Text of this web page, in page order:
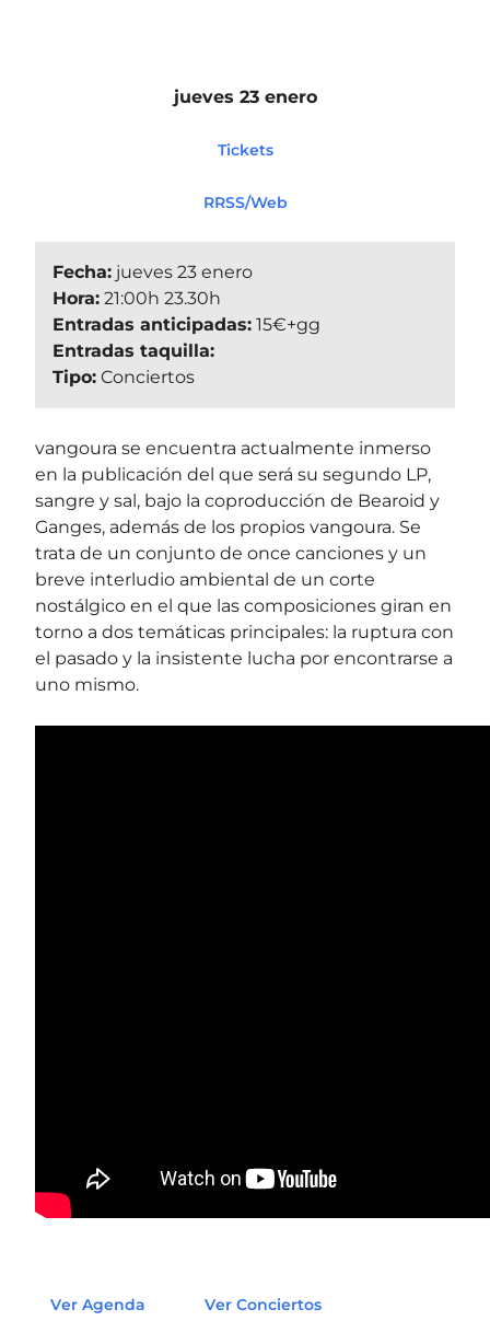
jueves 23 enero
Tickets
RRSS/Web
Fecha: jueves 23 enero
Hora: 21:00h 23.30h
Entradas anticipadas: 15€+gg
Entradas taquilla:
Tipo: Conciertos
vangoura se encuentra actualmente inmerso
en la publicación del que será su segundo LP,
sangre y sal, bajo la coproducción de Bearoid y
Ganges, además de los propios vangoura. Se
trata de un conjunto de once canciones y un
breve interludio ambiental de un corte
nostálgico en el que las composiciones giran en
torno a dos temáticas principales: la ruptura con
el pasado y la insistente lucha por encontrarse a
uno mismo.
Ver Agenda Ver Conciertos